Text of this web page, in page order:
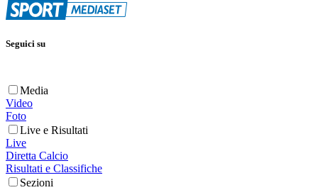
Seguici su
Media
Video
Foto
Live e Risultati
Live
Diretta Calcio
Risultati e Classifiche
Sezioni